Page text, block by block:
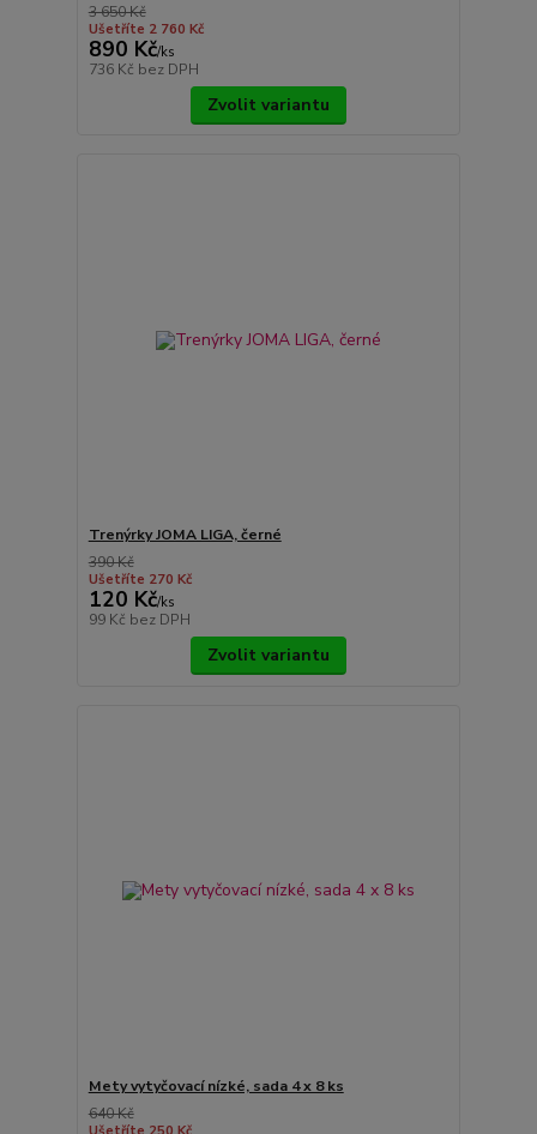
3 650 Kč
Ušetříte 2 760 Kč
890 Kč/ks
736 Kč bez DPH
Zvolit variantu
Trenýrky JOMA LIGA, černé
390 Kč
Ušetříte 270 Kč
120 Kč/ks
99 Kč bez DPH
Zvolit variantu
Mety vytyčovací nízké, sada 4 x 8 ks
640 Kč
Ušetříte 250 Kč